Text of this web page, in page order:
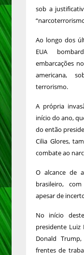
sob a
Ao longo dos
EUA
embarcações
americana,
terrorismo.
A própria
início do ano,
do então
Cilia Glores,
combate ao
O alcance de
brasileiro,
apesar de
No início
presidente Luiz
Donald
frentes de